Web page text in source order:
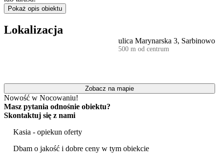
Na wyposażeniu znajduje się telewizor z płaskim ekranem,
bezprzewodowy internet oraz sprzęty ułatwiające codzienne
funkcjonowanie, takie jak żelazko i pralka. W aneksie kuchennym
goście znajdą lodówkę, kuchenkę mikrofalową oraz czajnik
elektryczny, co umożliwia samodzielne przygotowywanie posiłków.
oddzielnybasen dla dzieci. Teren wokół obiektu obejmuje również
ogród, stanowiący dodatkową przestrzeń do wypoczynku na
świeżym powietrzu.
Do dyspozycji gości jest również kawiarnia, bar oraz lobby.
Budynek wyposażony jest w windę i posiada udogodnienia dla
osób z niepełnosprawnościami. Goście mogą korzystać z
bezpłatnego,prywatnego parkingu.
Pokaż opis obiektu
Lokalizacja
ulica Marynarska 3, Sarbinowo
500 m od centrum
Zobacz na mapie
Nowość w Nocowaniu!
Masz pytania odnośnie obiektu?
Skontaktuj się z nami
Kasia - opiekun oferty
Dbam o jakość i dobre ceny w tym obiekcie